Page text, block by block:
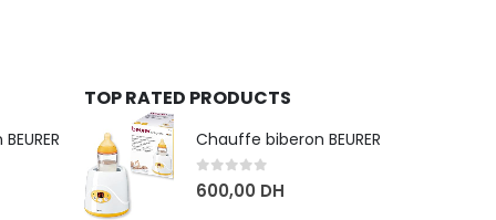
TOP RATED PRODUCTS
Chauffe biberon BEURER
0 sur 5
600,00 DH